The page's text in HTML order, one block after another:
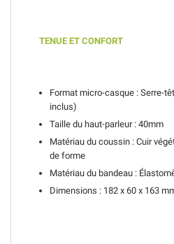
TENUE ET CONFORT
Format micro-casque : Serre-
inclus)
Taille du haut-parleur : 40mm
Matériau du coussin : Cuir
de forme
Matériau du bandeau :
Dimensions : 182 x 60 x 163